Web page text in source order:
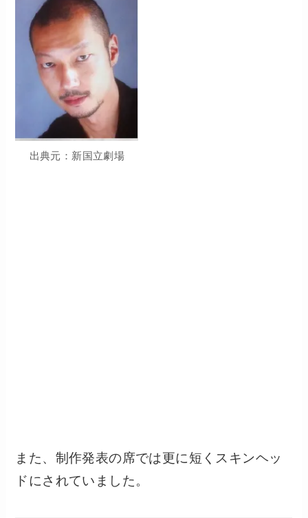
出典元：新国立劇場
また、制作発表の席では更に短くスキンヘッ
ドにされていました。